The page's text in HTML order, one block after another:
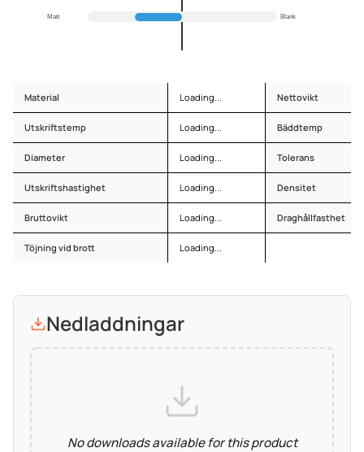
Matt Blank
Material Loading... Nettovikt
Utskriftstemp Loading... Bäddtemp
Diameter Loading... Tolerans
Utskriftshastighet Loading... Densitet
Bruttovikt Loading... Draghållfasthet
Töjning vid brott Loading...
Nedladdningar
No downloads available for this product